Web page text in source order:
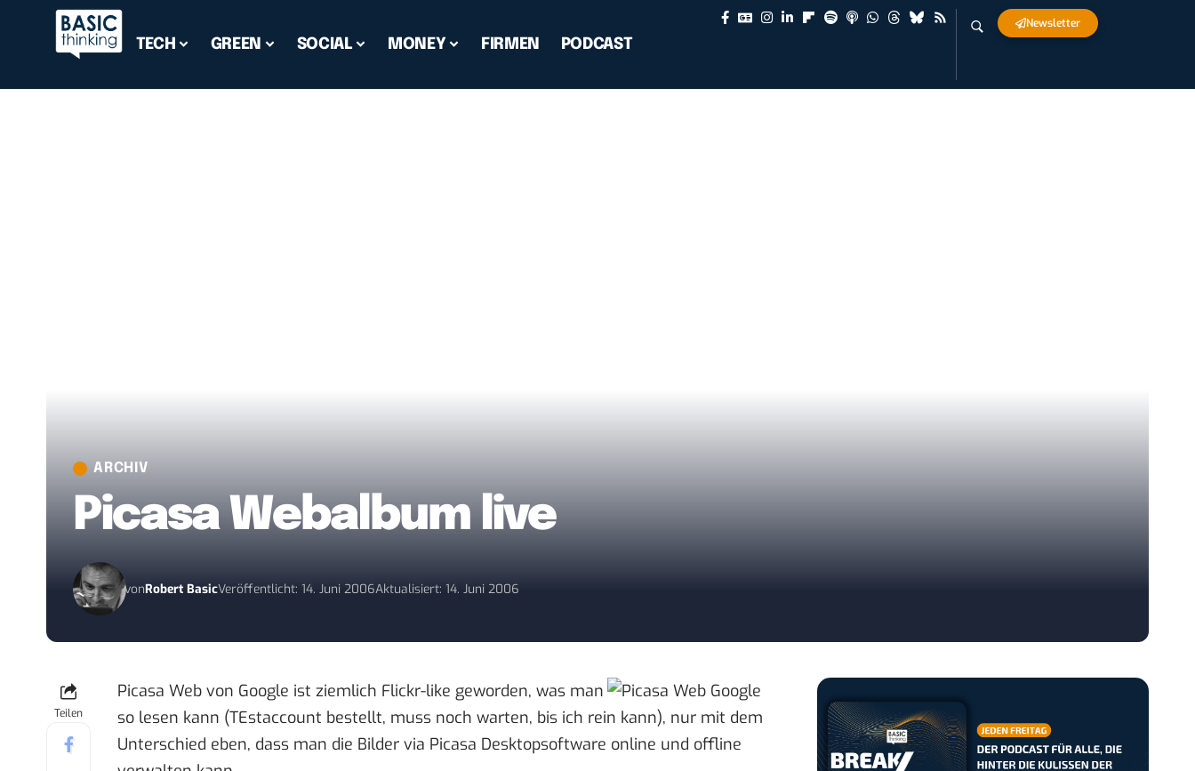
TECH GREEN SOCIAL MONEY FIRMEN PODCAST
Newsletter
ARCHIV
Picasa Webalbum live
vonRobert BasicVeröffentlicht: 14. Juni 2006Aktualisiert: 14. Juni 2006
Teilen
Picasa Web von Google ist ziemlich Flickr-like geworden, was man
so lesen kann (TEstaccount bestellt, muss noch warten, bis ich rein kann), nur mit dem
Unterschied eben, dass man die Bilder via Picasa Desktopsoftware online und offline